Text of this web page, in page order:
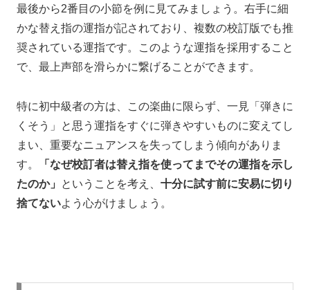
最後から2番目の小節を例に見てみましょう。右手に細
かな替え指の運指が記されており、複数の校訂版でも推
奨されている運指です。このような運指を採用すること
で、最上声部を滑らかに繋げることができます。
特に初中級者の方は、この楽曲に限らず、一見「弾きに
くそう」と思う運指をすぐに弾きやすいものに変えてし
まい、重要なニュアンスを失ってしまう傾向がありま
す。
「なぜ校訂者は替え指を使ってまでその運指を示し
たのか」
ということを考え、 十分に試す前に安易に切り
捨てないよう心がけましょう。